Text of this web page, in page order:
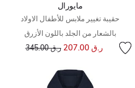
مايورال
حقيبة تغيير ملابس للأطفال الاولاد
بالشعار من الجلد باللون الأزرق
ر.ق 207.00 سعر مخفض منر.ق 345.00